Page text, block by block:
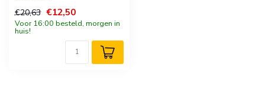
€20,63 €12,50
Voor 16:00 besteld, morgen in
huis!